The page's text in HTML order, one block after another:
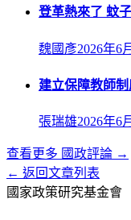
登革熱來了 蚊
魏國彥2026年6
建立保障教師制
張瑞雄2026年6
查看更多 國政評論 →
← 返回文章列表
國家政策研究基金會